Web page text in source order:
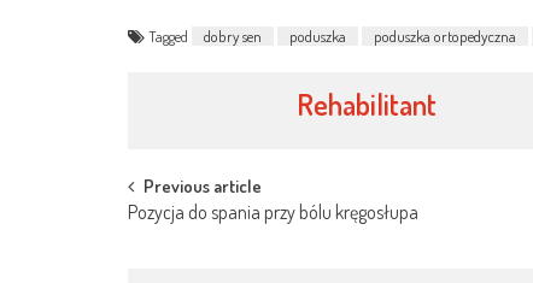
Tagged dobry sen poduszka poduszka ortopedyczna
Rehabilitant
Post
navigation
Previous article
Pozycja do spania przy bólu kręgosłupa